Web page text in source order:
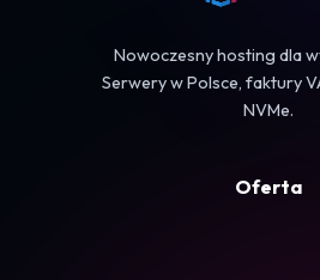
Nowoczesny hosting dla
Serwery w Polsce, faktury
NVMe.
Oferta